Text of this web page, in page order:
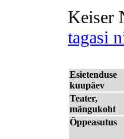
Keiser
tagasi
Esietenduse
kuupäev
Teater,
mängukoht
Õppeasutus